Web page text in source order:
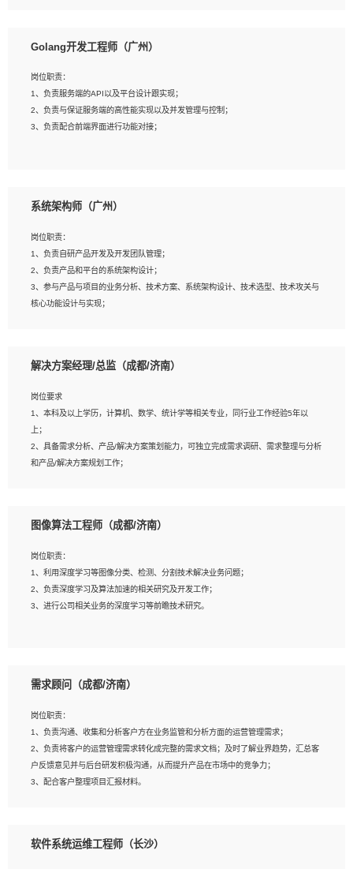
2、熟悉PostgreSQL、redis、MongoDB、ElasticSearch等开源数据库运维管理，
4、熟悉Hadoop、HBASE、Spark等大数据平台优先。
5、熟悉linux或任意一种unix操作系统，如有较强操作系统侧工作经验者优先。
6、具备丰富的项目实施经验，较强的自我学习能力。
Golang开发工程师（广州）
岗位职责：
1、负责服务端的API以及平台设计跟实现；
2、负责与保证服务端的高性能实现以及并发管理与控制；
3、负责配合前端界面进行功能对接；
2、1年以上Golang开发工作经验，能独立完成相应项目开发；
与实现，熟悉常用开源框架及设计模式；
4、熟悉Golang、连接池、消息队列等组件使用、熟悉后端开发、测试、调试流程
跟工具使用；
5、对技术有激情，喜欢钻研，能快速接受和掌握新技术，学习能力和工作责任心
强，良好的沟通表达能力和团队协作能力。
系统架构师（广州）
岗位职责：
1、负责自研产品开发及开发团队管理；
2、负责产品和平台的系统架构设计；
3、参与产品与项目的业务分析、技术方案、系统架构设计、技术选型、技术攻关与
核心功能设计与实现；
岗位要求：
1、全日制统招本科及以上学历，计算机相关专业毕业，5年以上开发工作经验；
2、具有扎实的java编程功底和良好的编码习惯，有分布式、多线程及高并发系统开
发经验和性能调优经验尤佳；熟悉JVM调优；掌握基础中间件、基础架构方案和云
平台、云产品功能特性，熟练使用相关平台的功能和了解其背后实现机制；
研发管理流程建设经验；
种常用框架和技术Springboot、Shiro、springcloud等；熟悉Linux常用命令和了解
常用脚本语言，较丰富的线上系统运维经验，复杂问题排查思路清晰。
解决方案经理/总监（成都/济南）
岗位要求
1、本科及以上学历，计算机、数学、统计学等相关专业，同行业工作经验5年以
上；
2、具备需求分析、产品/解决方案策划能力，可独立完成需求调研、需求整理与分析
和产品/解决方案规划工作；
相关的解决方案，包括视频分析、图像识别、NLP、OCR、机器学习等；
AI算法框架，对人脸识别、目标检测、图像识别、OCR、NLP等AI算法有深刻理
解。具有AI平台级产品/解决方案从业经验者优先。具有大数据技术背景者优先；
6、具备良好的客户意识与沟通能力，善于学习思考、创新与团队协作，认真负责、
执行力与抗压力强。
图像算法工程师（成都/济南）
岗位职责：
1、利用深度学习等图像分类、检测、分割技术解决业务问题；
2、负责深度学习及算法加速的相关研究及开发工作；
3、进行公司相关业务的深度学习等前瞻技术研究。
2、2年以上图像处理开发经验，熟悉python和spark开发；
建深度学习系统环境；
4、熟悉OPENCV、HALCON等常用图像处理软件，熟练进行图像处理；
5、熟悉主流的分类算法、聚类算法和关联分析算法原理，能熟练使用神经网络算法
的进行业务建模；
6、对OCR领域有深入的研究，熟悉模型调参，压缩和整型化方法；
需求顾问（成都/济南）
岗位职责：
1、负责沟通、收集和分析客户方在业务监管和分析方面的运营管理需求；
2、负责将客户的运营管理需求转化成完整的需求文档；及时了解业界趋势，汇总客
户反馈意见并与后台研发积极沟通，从而提升产品在市场中的竞争力；
3、配合客户整理项目汇报材料。
1、3年以上运营或解决方案的工作经验。
软件系统运维工程师（长沙）